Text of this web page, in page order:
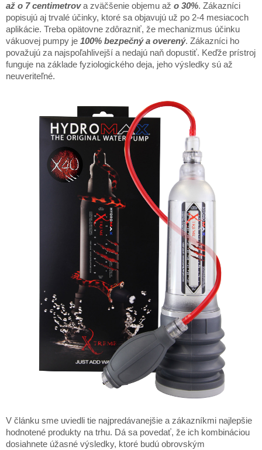
až o 7 centimetrova zväčšenie objemu až o 30%. Zákazníci
popisujú aj trvalé účinky, ktoré sa objavujú už po 2-4 mesiacoch
aplikácie. Treba opätovne zdôrazniť, že mechanizmus účinku
vákuovej pumpy je 100% bezpečný a overený. Zákazníci ho
považujú za najspoľahlivejší a nedajú naň dopustiť. Keďže prístroj
funguje na základe fyziologického deja, jeho výsledky sú až
neuveriteľné.
V článku sme uviedli tie najpredávanejšie a zákazníkmi najlepšie
hodnotené produkty na trhu. Dá sa povedať, že ich kombináciou
dosiahnete úžasné výsledky, ktoré budú obrovským